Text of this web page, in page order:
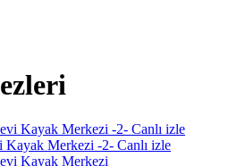
Merkezi -2- Canlı izle